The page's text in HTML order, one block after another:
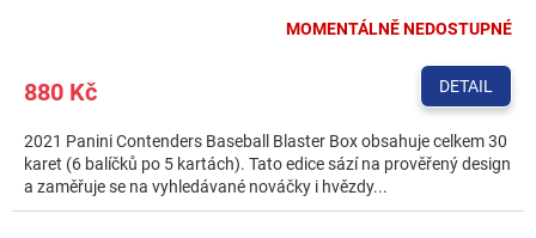
MOMENTÁLNĚ NEDOSTUPNÉ
880 Kč DETAIL
2021 Panini Contenders Baseball Blaster Box obsahuje celkem 30
karet (6 balíčků po 5 kartách). Tato edice sází na prověřený design
a zaměřuje se na vyhledávané nováčky i hvězdy...